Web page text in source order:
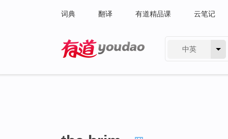
词典 翻译 有道精品课 云笔记
中英